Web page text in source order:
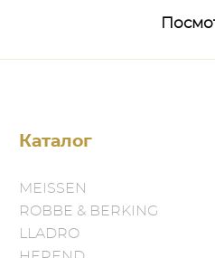
Каталог
MEISSEN
ROBBE & BERKING
LLADRO